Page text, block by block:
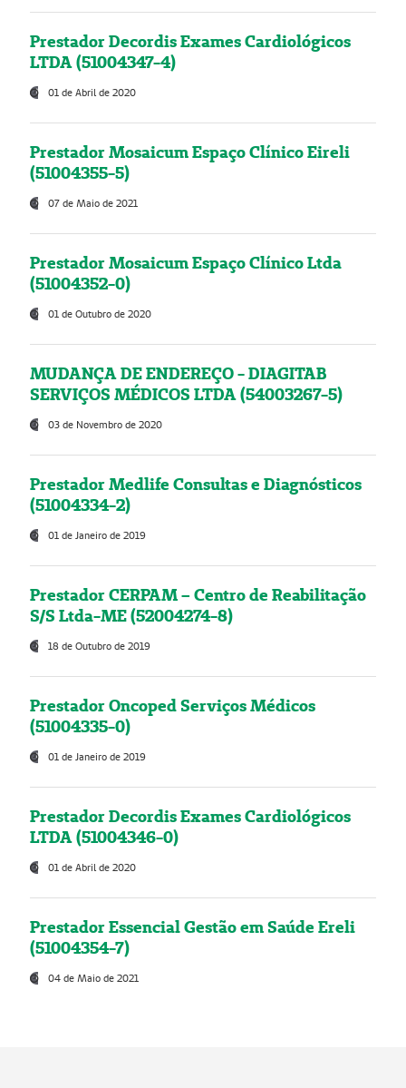
Prestador Decordis Exames Cardiológicos
LTDA (51004347-4)
01 de Abril de 2020
Prestador Mosaicum Espaço Clínico Eireli
(51004355-5)
07 de Maio de 2021
Prestador Mosaicum Espaço Clínico Ltda
(51004352-0)
01 de Outubro de 2020
MUDANÇA DE ENDEREÇO - DIAGITAB
SERVIÇOS MÉDICOS LTDA (54003267-5)
03 de Novembro de 2020
Prestador Medlife Consultas e Diagnósticos
(51004334-2)
01 de Janeiro de 2019
Prestador CERPAM – Centro de Reabilitação
S/S Ltda-ME (52004274-8)
18 de Outubro de 2019
Prestador Oncoped Serviços Médicos
(51004335-0)
01 de Janeiro de 2019
Prestador Decordis Exames Cardiológicos
LTDA (51004346-0)
01 de Abril de 2020
Prestador Essencial Gestão em Saúde Ereli
(51004354-7)
04 de Maio de 2021